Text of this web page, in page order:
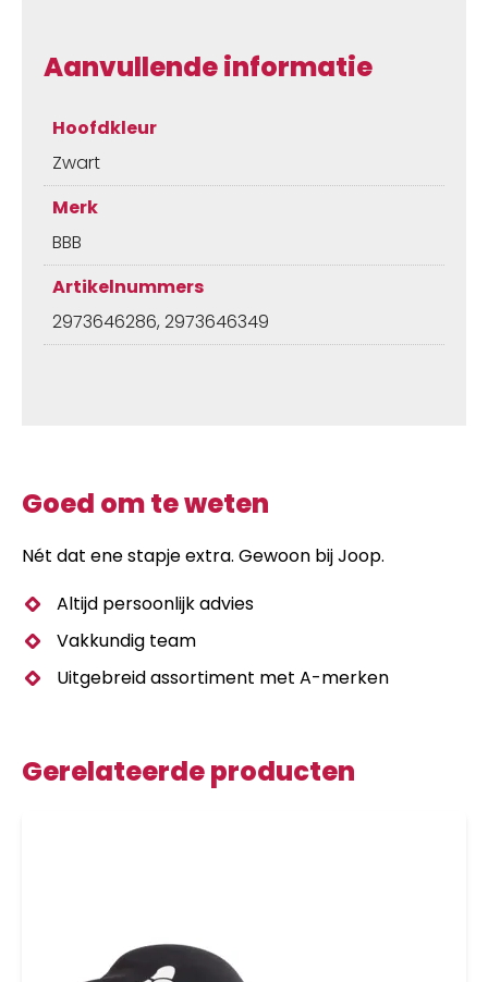
Aanvullende informatie
Hoofdkleur
Zwart
Merk
BBB
Artikelnummers
2973646286, 2973646349
Goed om te weten
Nét dat ene stapje extra. Gewoon bij Joop.
Altijd persoonlijk advies
Vakkundig team
Uitgebreid assortiment met A-merken
Gerelateerde producten